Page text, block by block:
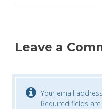
Leave a
Your email
Required fields